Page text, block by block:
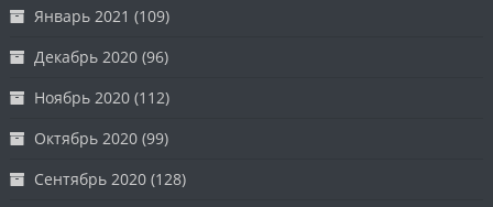
Январь 2021 (109)
Декабрь 2020 (96)
Ноябрь 2020 (112)
Октябрь 2020 (99)
Сентябрь 2020 (128)